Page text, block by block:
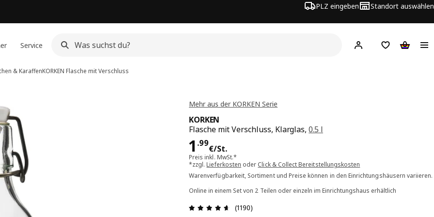
PLZ eingeben Standort auswählen
Service Hej! Hier einloggen
Merkzettel
& KaraffenKORKEN Flasche mit Verschluss
Mehr aus der KORKEN Serie
KORKEN
Flasche mit Verschluss, Klarglas,0.5 l
1 .99
€/St.
Preis 1.99€/St.
Preis inkl. MwSt.*
*zzgl.Lieferkosten oder Click & Collect Bereitstellungskosten
Warenverfügbarkeit, Sortiment und Preise können in den Einrichtungshäusern variieren.
Online in einem Set von 2 Teilen oder einzeln im Einrichtungshaus erhältlich
Bewertung: 4.6 von 5 Sterne Alle Bewertungen: 1190
(1190)